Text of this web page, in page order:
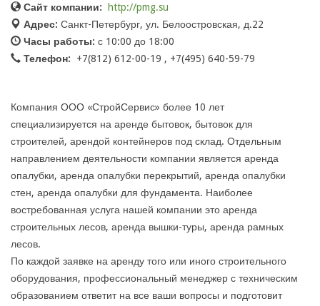
Сайт компании:
http://pmg.su
Адрес: Санкт-Петербург, ул. Белоостровская, д.22
Часы работы: с 10:00 до 18:00
Телефон:
+7(812) 612-00-19 , +7(495) 640-59-79
Компания ООО «СтройСервис» более 10 лет
специализируется на аренде бытовок, бытовок для
строителей, арендой контейнеров под склад. Отдельным
направлением деятельности компании является аренда
опалубки, аренда опалубки перекрытий, аренда опалубки
стен, аренда опалубки для фундамента. Наиболее
востребованная услуга нашей компании это аренда
строительных лесов, аренда вышки-туры, аренда рамных
лесов.
По каждой заявке на аренду того или иного строительного
оборудования, профессиональный менеджер с техническим
образованием ответит на все ваши вопросы и подготовит